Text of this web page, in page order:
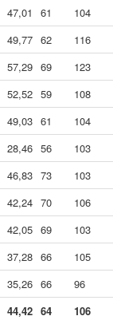
47,01 61
104
49,77 62
116
57,29 69
123
52,52 59
108
49,03 61
104
28,46 56
103
46,83 73
103
42,24 70
106
42,05 69
103
37,28 66
105
35,26 66
96
44,42 64
106